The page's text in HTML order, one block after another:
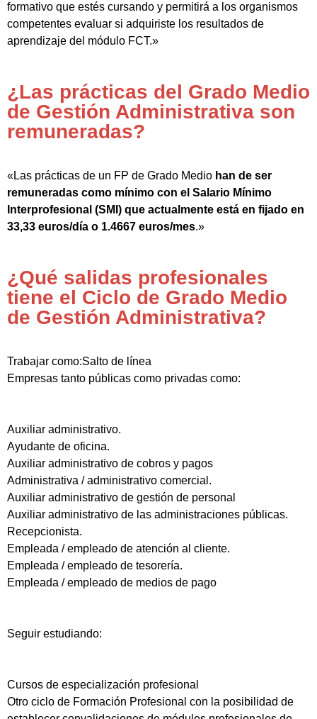
formativo que estés cursando y permitirá a los organismos
competentes evaluar si adquiriste los resultados de
aprendizaje del módulo FCT.»
¿Las prácticas del Grado Medio
de Gestión Administrativa son
remuneradas?
«Las prácticas de un FP de Grado Medio han de ser
remuneradas como mínimo con el Salario Mínimo
Interprofesional (SMI) que actualmente está en fijado en
33,33 euros/día o 1.4667 euros/mes.»
¿Qué salidas profesionales
tiene el Ciclo de Grado Medio
de Gestión Administrativa?
Trabajar como:Salto de línea
Empresas tanto públicas como privadas como:
Auxiliar administrativo.
Ayudante de oficina.
Auxiliar administrativo de cobros y pagos
Administrativa / administrativo comercial.
Auxiliar administrativo de gestión de personal
Auxiliar administrativo de las administraciones públicas.
Recepcionista.
Empleada / empleado de atención al cliente.
Empleada / empleado de tesorería.
Empleada / empleado de medios de pago
Seguir estudiando:
Cursos de especialización profesional
Otro ciclo de Formación Profesional con la posibilidad de